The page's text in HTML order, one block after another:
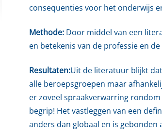
consequenties voor het onderwijs
Methode: Door middel van een
en betekenis van de professie en
Resultaten:Uit de literatuur blijkt
alle beroepsgroepen maar
er zoveel spraakverwarring
begrip! Het vastleggen van een
anders dan globaal en is